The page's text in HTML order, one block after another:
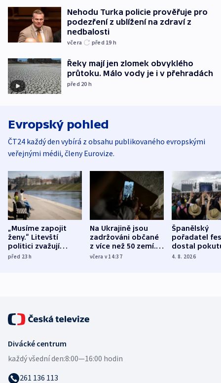
Nehodu Turka policie prověřuje pro
podezření z ublížení na zdraví z
nedbalosti
včera před 19 h
Řeky mají jen zlomek obvyklého
průtoku. Málo vody je i v přehradách
před 20 h
Evropský pohled
ČT24 každý den vybírá z obsahu publikovaného evropskými
veřejnými médii, členy Eurovize.
„Musíme zapojit
ženy.“ Litevští
politici zvažují
dohodu o
před 23h
Na Ukrajině jsou
zadržováni občané
z více než 50 zemí.
Bojovali na straně
včera v 14:37
Španělský
pořadatel
dostal
nekalé
4. 8. 2026
Divácké centrum
každý všední den:8:00—16:00 hodin
261 136 113